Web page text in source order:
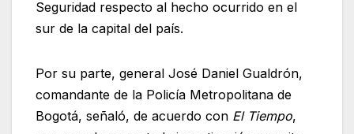
Seguridad respecto al hecho ocurrido en el
sur de la capital del país.
Por su parte, general José Daniel Gualdrón,
comandante de la Policía Metropolitana de
Bogotá, señaló, de acuerdo con El Tiempo,